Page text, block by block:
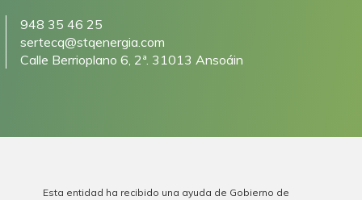
948 35 46 25
sertecq@stqenergia.com
Calle Berrioplano 6, 2ª. 31013 Ansoáin
Esta entidad ha recibido una ayuda de Gobierno de